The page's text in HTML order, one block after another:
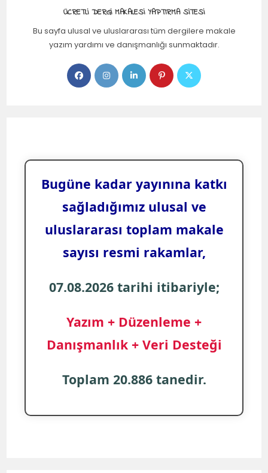
ÜCRETLI DERGI MAKALESI YAPTIRMA SITESI
Bu sayfa ulusal ve uluslararası tüm dergilere makale
yazım yardımı ve danışmanlığı sunmaktadır.
Bugüne kadar yayınına katkı
sağladığımız ulusal ve
uluslararası toplam makale
sayısı resmi rakamlar,
07.08.2026 tarihi itibariyle;
Yazım + Düzenleme +
Danışmanlık + Veri Desteği
Toplam 20.886 tanedir.